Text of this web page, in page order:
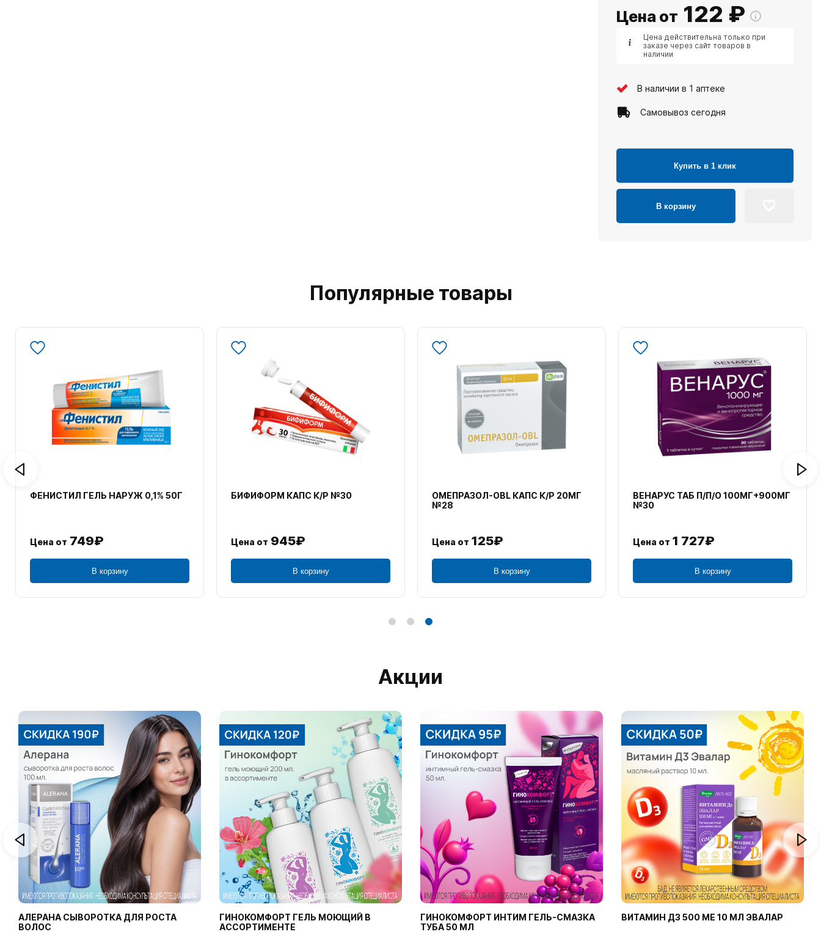
Цена от 122 ₽
Цена действительна только при
заказе через сайт товаров в
наличии
В наличии в 1 аптеке
Самовывоз сегодня
Купить в 1 клик
В корзину
Популярные товары
ФЕНИСТИЛ ГЕЛЬ НАРУЖ 0,1% 50Г
Цена от 749₽
В корзину
БИФИФОРМ КАПС К/Р №30
Цена от 945₽
В корзину
ОМЕПРАЗОЛ-OBL КАПС К/Р 20МГ
№28
Цена от 125₽
В корзину
ВЕНАРУС ТАБ П/П/О 100МГ+900МГ
№30
Цена от 1 727₽
В корзину
Акции
АЛЕРАНА СЫВОРОТКА ДЛЯ РОСТА
ВОЛОС
ГИНОКОМФОРТ ГЕЛЬ МОЮЩИЙ В
АССОРТИМЕНТЕ
ГИНОКОМФОРТ ИНТИМ ГЕЛЬ-СМАЗКА
ТУБА 50 МЛ
ВИТАМИН Д3 500 МЕ 10 МЛ ЭВАЛАР